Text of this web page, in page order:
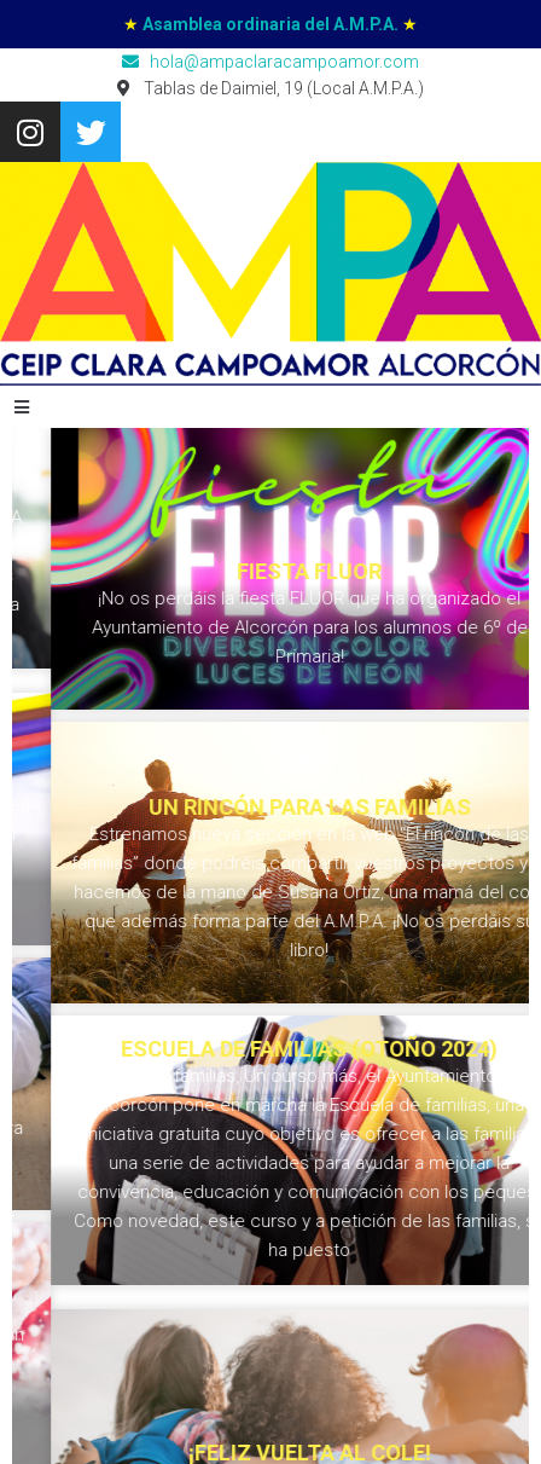
★ Asamblea ordinaria del A.M.P.A. ★
hola@ampaclaracampoamor.com
Tablas de Daimiel, 19 (Local A.M.P.A.)
FIESTA FLUOR
¡No os perdáis la fiesta FLUOR que ha organizado el
Ayuntamiento de Alcorcón para los alumnos de 6º de
Primaria!
UN RINCÓN PARA LAS FAMILIAS
Estrenamos nueva sección en la web “El rincón de las
familias” donde podréis compartir vuestros proyectos y lo
hacemos de la mano de Susana Ortiz, una mamá del cole
que además forma parte del A.M.P.A. ¡No os perdáis su
libro!
ESCUELA DE FAMILIAS (OTOÑO 2024)
Queridas familias, Un curso más, el Ayuntamiento de
Alcorcón pone en marcha la Escuela de familias, una
iniciativa gratuita cuyo objetivo es ofrecer a las familias
una serie de actividades para ayudar a mejorar la
convivencia, educación y comunicación con los peques.
Como novedad, este curso y a petición de las familias, se
ha puesto
¡FELIZ VUELTA AL COLE!